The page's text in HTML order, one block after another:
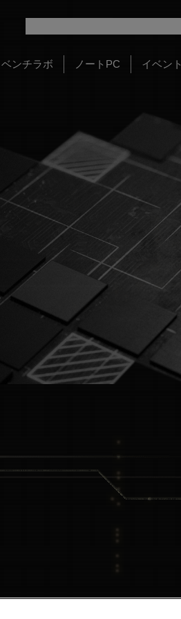
ベンチラボ ノートPC イベント